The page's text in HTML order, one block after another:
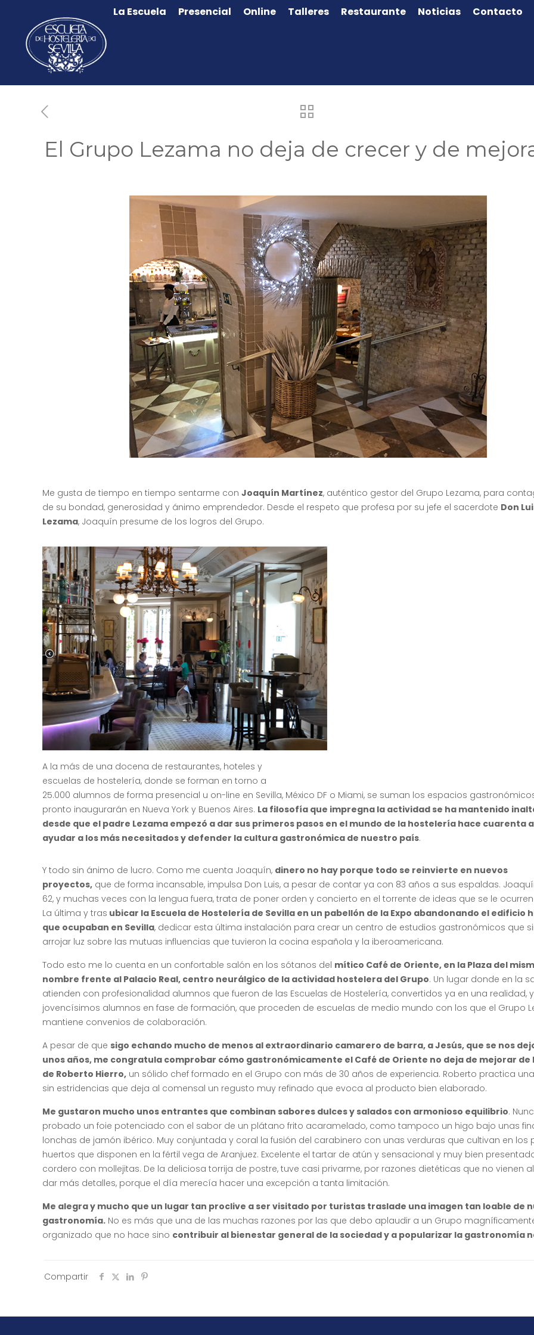
La Escuela Presencial Online Talleres Restaurante Noticias Contacto
El Grupo Lezama no deja de crecer y de
Me gusta de tiempo en tiempo sentarme conJoaquín Martínez, auténtico gestor del Grupo Lezama, para
de su bondad, generosidad y ánimo emprendedor. Desde el respeto que profesa por su jefe el sacerdote Don
Lezama, Joaquín presume de los logros del Grupo.
A la más de una docena de restaurantes, hoteles y
escuelas de hostelería, donde se forman en torno a
25.000 alumnos de forma presencial u on-line en Sevilla, México DF o Miami, se suman los espacios
pronto inaugurarán en Nueva York y Buenos Aires. La filosofía que impregna la actividad se ha mantenido
desde que el padre Lezama empezó a dar sus primeros pasos en el mundo de la hostelería hace cuarenta
ayudar a los más necesitados y defender la cultura gastronómica de nuestro país.
Y todo sin ánimo de lucro. Como me cuenta Joaquín, dinero no hay porque todo se reinvierte en nuevos
proyectos, que de forma incansable, impulsa Don Luis, a pesar de contar ya con 83 años a sus espaldas.
62, y muchas veces con la lengua fuera, trata de poner orden y concierto en el torrente de ideas que se le ocurren
La última y tras ubicar la Escuela de Hostelería de Sevilla en un pabellón de la Expo abandonando el edificio
que ocupaban en Sevilla, dedicar esta última instalación para crear un centro de estudios gastronómicos que
arrojar luz sobre las mutuas influencias que tuvieron la cocina española y la iberoamericana.
Todo esto me lo cuenta en un confortable salón en los sótanos del mítico Café de Oriente, en la Plaza del
nombre frente al Palacio Real, centro neurálgico de la actividad hostelera del Grupo. Un lugar donde en la
atienden con profesionalidad alumnos que fueron de las Escuelas de Hostelería, convertidos ya en una realidad, y
jovencísimos alumnos en fase de formación, que proceden de escuelas de medio mundo con los que el Grupo
mantiene convenios de colaboración.
A pesar de que sigo echando mucho de menos al extraordinario camarero de barra, a Jesús, que se nos
unos años, me congratula comprobar cómo gastronómicamente el Café de Oriente no deja de mejorar de
de Roberto Hierro, un sólido chef formado en el Grupo con más de 30 años de experiencia. Roberto practica
sin estridencias que deja al comensal un regusto muy refinado que evoca al producto bien elaborado.
Me gustaron mucho unos entrantes que combinan sabores dulces y salados con armonioso equilibrio.
probado un foie potenciado con el sabor de un plátano frito acaramelado, como tampoco un higo bajo unas
lonchas de jamón ibérico. Muy conjuntada y coral la fusión del carabinero con unas verduras que cultivan en los
huertos que disponen en la fértil vega de Aranjuez. Excelente el tartar de atún y sensacional y muy bien
cordero con mollejitas. De la deliciosa torrija de postre, tuve casi privarme, por razones dietéticas que no vienen
dar más detalles, porque el día merecía hacer una excepción a tanta limitación.
Me alegra y mucho que un lugar tan proclive a ser visitado por turistas traslade una imagen tan loable de
gastronomía. No es más que una de las muchas razones por las que debo aplaudir a un Grupo
organizado que no hace sino contribuir al bienestar general de la sociedad y a popularizar la gastronomía
Compartir